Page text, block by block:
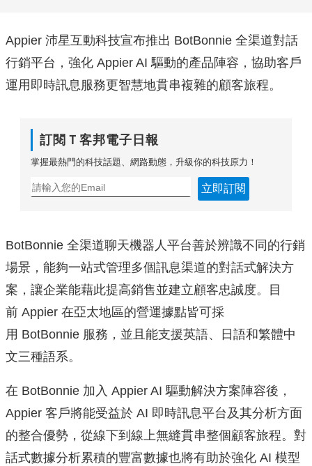
Appier 沛星互動科技宣布推出 BotBonnie 全渠道對話
行銷平台，強化 Appier AI 驅動的產品陣容， 協助客戶
運用即時訊息服務更智慧地貫串複雜的顧客旅程。
訂閱Ｔ客邦電子日報
掌握最熱門的科技話題、網路動態，升級你的科技原力！
立即訂閱
BotBonnie 全渠道聊天機器人平台善於辨識不同的行銷
場景，能夠一站式管理多個訊息渠道的對話式解決方
案， 讓企業能藉此提高銷售並建立顧客忠誠度。目
前 Appier 在亞太地區的營運據點皆可採
用 BotBonnie 服務，並且能支援英語、
日語和繁體中
文三種語系。
在 BotBonnie 加入 Appier AI 驅動解決方案陣容後，
Appier 客戶將能受益於 AI 即時訊息平台及其分析方面
的整合優勢， 從線下到線上無縫貫串整個顧客旅程。 對
話式數據分析累積的豐富數據也將有助於強化 AI 模型